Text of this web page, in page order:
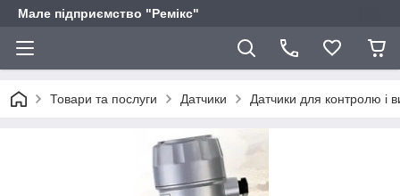
Мале підприємство "Ремікс"
Товари та послуги Датчики Датчики для контролю і